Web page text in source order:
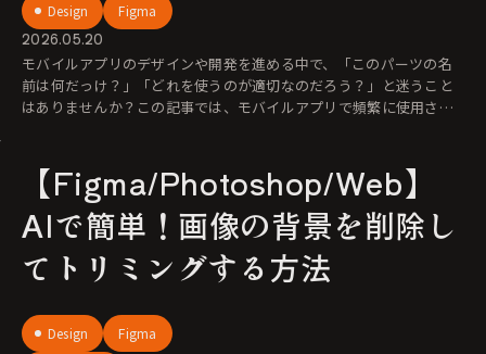
Design Figma
2026.05.20
モバイルアプリのデザインや開発を進める中で、「このパーツの名
前は何だっけ？」「どれを使うのが適切なのだろう？」と迷うこと
はありませんか？この記事では、モバイルアプリで頻繁に使用され
【Figma/Photoshop/Web】
AIで簡単！画像の背景を削除し
てトリミングする方法
Design
Figma